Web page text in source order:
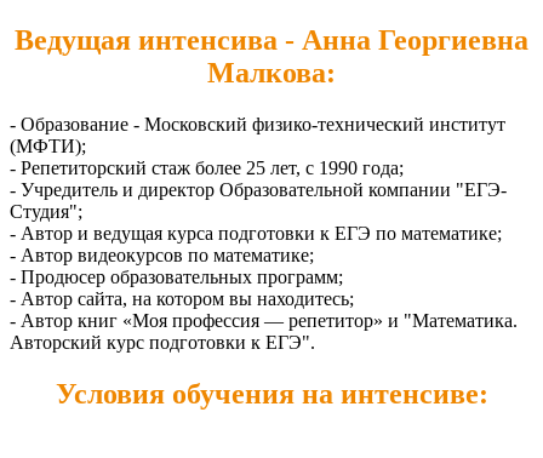
Ведущая интенсива - Анна Георгиевна
Малкова:
- Образование - Московский физико-технический институт
(МФТИ);
- Репетиторский стаж более 25 лет, с 1990 года;
- Учредитель и директор Образовательной компании "ЕГЭ-
Студия";
- Автор и ведущая курса подготовки к ЕГЭ по математике;
- Автор видеокурсов по математике;
- Продюсер образовательных программ;
- Автор сайта, на котором вы находитесь;
- Автор книг «Моя профессия — репетитор» и "Математика.
Авторский курс подготовки к ЕГЭ".
Условия обучения на интенсиве: